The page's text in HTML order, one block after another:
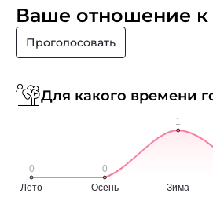
Ваше отношение к
Проголосовать
Для какого времени